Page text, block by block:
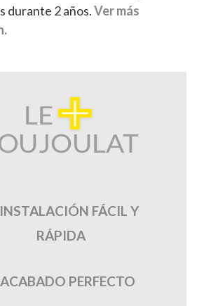
durante 2 años.Ver más
.
INSTALACIÓN FÁCIL Y
RÁPIDA
ACABADO PERFECTO